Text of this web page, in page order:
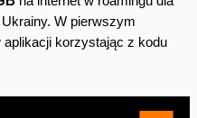
W pierwszym
korzystając z kodu